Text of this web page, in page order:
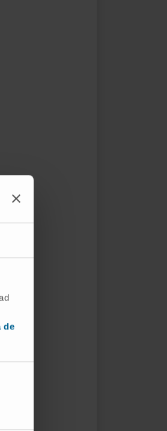
de